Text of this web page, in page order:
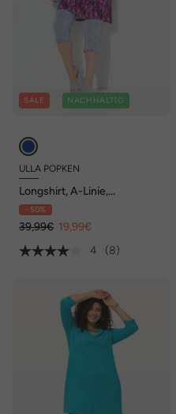
SALE NACHHALTIG
ULLA POPKEN
Longshirt, A-Linie,
Zierbänder, V-Ausschnitt,
3/4-Arm
- 50%
39,99€ 19,99€
4
(8)